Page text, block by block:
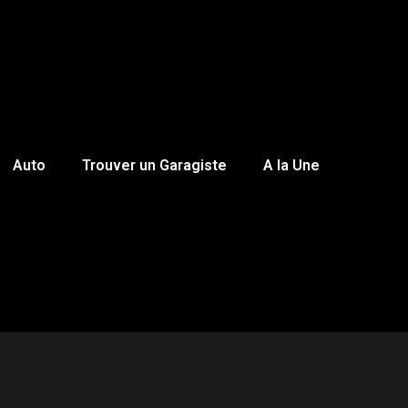
Auto Trouver un Garagiste A la Une